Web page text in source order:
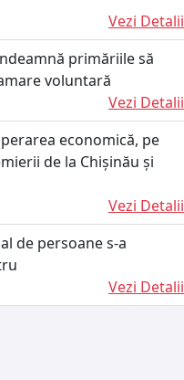
Vezi Detalii
primăriile să
voluntară
Vezi Detalii
economică, pe
de la Chișinău și
Vezi Detalii
de persoane s-a
Vezi Detalii